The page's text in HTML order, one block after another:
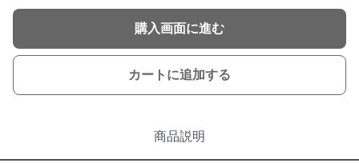
購入画面に進む
カートに追加する
商品説明